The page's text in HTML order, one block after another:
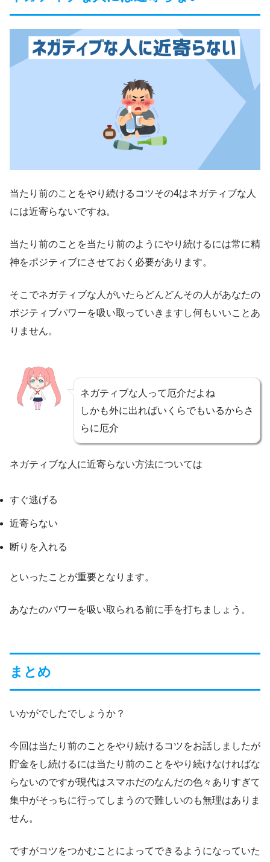
当たり前のことをやり続けるコツその4はネガティブな人
には近寄らないですね。
当たり前のことを当たり前のようにやり続けるには常に精
神をポジティブにさせておく必要があります。
そこでネガティブな人がいたらどんどんその人があなたの
ポジティブパワーを吸い取っていきますし何もいいことあ
りません。
ネガティブな人って厄介だよね
しかも外に出ればいくらでもいるからさ
らに厄介
ネガティブな人に近寄らない方法については
すぐ逃げる
近寄らない
断りを入れる
といったことが重要となります。
あなたのパワーを吸い取られる前に手を打ちましょう。
まとめ
いかがでしたでしょうか？
今回は当たり前のことをやり続けるコツをお話しましたが
貯金をし続けるには当たり前のことをやり続けなければな
らないのですが現代はスマホだのなんだの色々ありすぎて
集中がそっちに行ってしまうので難しいのも無理はありま
せん。
ですがコツをつかむことによってできるようになっていた